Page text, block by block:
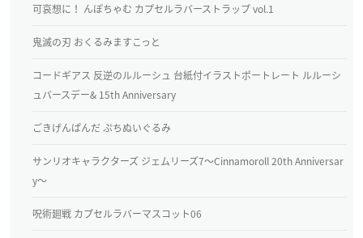
可哀想に！ んぽちゃむ カプセルラバーストラップ vol.1
鬼滅の刃 おくるみますこっと
コードギアス 反逆のルルーシュ 台紙付イラストポートレート ルルーシ
ュバースデー& 15th Anniversary
ごきげんぱんだ ぷちぬいぐるみ
サンリオキャラクターズ ジェムリーズ7～Cinnamoroll 20th Anniversar
y～
呪術廻戦 カプセルラバーマスコット06